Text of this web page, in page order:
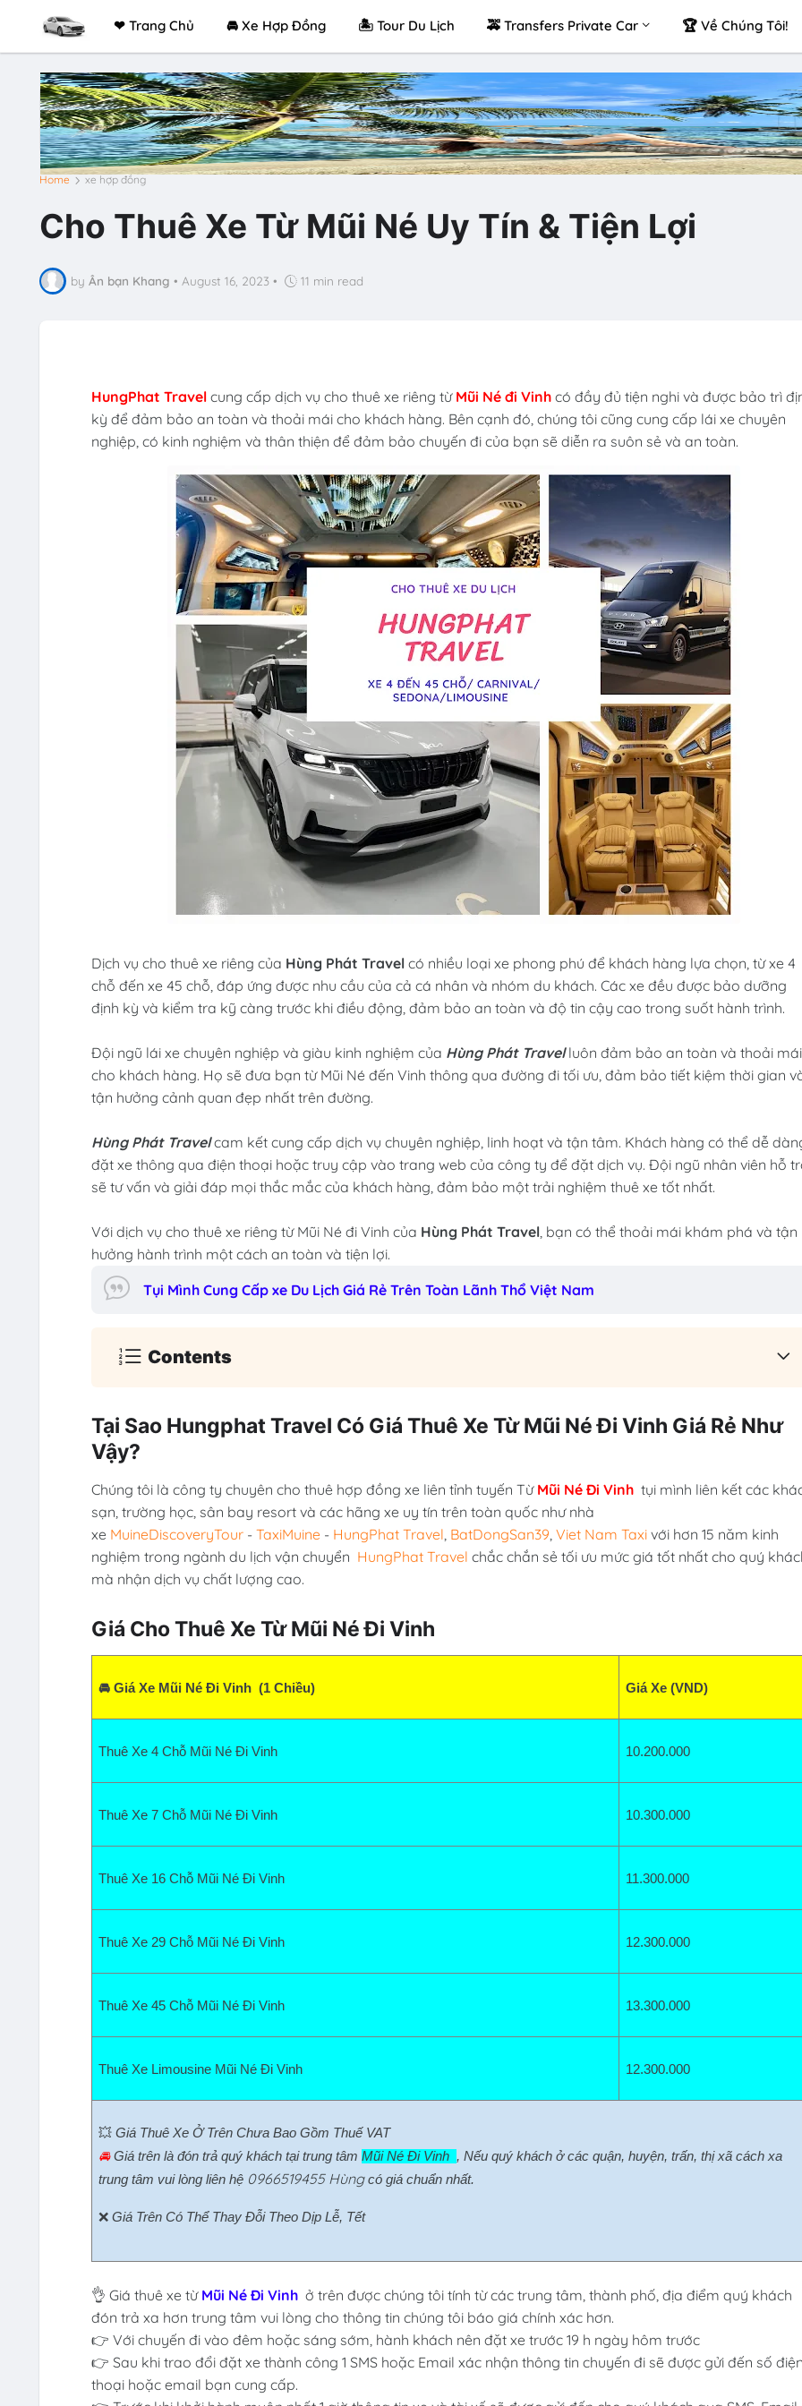
❤ Trang Chủ 🚘 Xe Hợp Đồng 🏝 Tour Du Lịch 🚕 Transfers Private Car 🏆 Về Chúng Tôi!
Home xe hợp đồng
Cho Thuê Xe Từ Mũi Né Uy Tín & Tiện Lợi
by Ân bạn Khang • August 16, 2023 • 11 min read
HungPhat Travelcung cấp dịch vụ cho thuê xe riêng từ Mũi Né đi Vinh có đầy đủ tiện nghi và được bảo trì
kỳ để đảm bảo an toàn và thoải mái cho khách hàng. Bên cạnh đó, chúng tôi cũng cung cấp lái xe chuyên
nghiệp, có kinh nghiệm và thân thiện để đảm bảo chuyến đi của bạn sẽ diễn ra suôn sẻ và an toàn.
Dịch vụ cho thuê xe riêng của Hùng Phát Travelcó nhiều loại xe phong phú để khách hàng lựa chọn, từ xe 4
chỗ đến xe 45 chỗ, đáp ứng được nhu cầu của cả cá nhân và nhóm du khách. Các xe đều được bảo dưỡng
định kỳ và kiểm tra kỹ càng trước khi điều động, đảm bảo an toàn và độ tin cậy cao trong suốt hành trình.
Đội ngũ lái xe chuyên nghiệp và giàu kinh nghiệm của Hùng Phát Travelluôn đảm bảo an toàn và thoải mái
cho khách hàng. Họ sẽ đưa bạn từ Mũi Né đến Vinh thông qua đường đi tối ưu, đảm bảo tiết kiệm thời gian
tận hưởng cảnh quan đẹp nhất trên đường.
Hùng Phát Travelcam kết cung cấp dịch vụ chuyên nghiệp, linh hoạt và tận tâm. Khách hàng có thể dễ
đặt xe thông qua điện thoại hoặc truy cập vào trang web của công ty để đặt dịch vụ. Đội ngũ nhân viên hỗ
sẽ tư vấn và giải đáp mọi thắc mắc của khách hàng, đảm bảo một trải nghiệm thuê xe tốt nhất.
Với dịch vụ cho thuê xe riêng từ Mũi Né đi Vinh của Hùng Phát Travel, bạn có thể thoải mái khám phá và tận
hưởng hành trình một cách an toàn và tiện lợi.
Tụi Mình Cung Cấp xe Du Lịch Giá Rẻ Trên Toàn Lãnh Thổ Việt Nam
Contents
Tại Sao Hungphat Travel Có Giá Thuê Xe Từ Mũi Né Đi Vinh Giá Rẻ Như
Vậy?
Chúng tôi là công ty chuyên cho thuê hợp đồng xe liên tỉnh tuyến Từ Mũi Né Đi Vinh tụi mình liên kết các
sạn, trường học, sân bay resort và các hãng xe uy tín trên toàn quốc như nhà
xe MuineDiscoveryTour- TaxiMuine - HungPhat Travel BatDongSan39 Viet Nam Taxivới hơn 15 năm kinh
nghiệm trong ngành du lịch vận chuyển HungPhat Travel chắc chắn sẻ tối ưu mức giá tốt nhất cho quý
mà nhận dịch vụ chất lượng cao.
Giá Cho Thuê Xe Từ Mũi Né Đi Vinh
🚘 Giá Xe Mũi Né Đi Vinh  (1 Chiều) Giá Xe (VND)
Thuê Xe 4 Chỗ Mũi Né Đi Vinh 10.200.000
Thuê Xe 7 Chỗ Mũi Né Đi Vinh 10.300.000
Thuê Xe 16 Chỗ Mũi Né Đi Vinh 11.300.000
Thuê Xe 29 Chỗ Mũi Né Đi Vinh 12.300.000
Thuê Xe 45 Chỗ Mũi Né Đi Vinh 13.300.000
Thuê Xe Limousine Mũi Né Đi Vinh 12.300.000
💥 Giá Thuê Xe Ở Trên Chưa Bao Gồm Thuế VAT
🚘 Giá trên là đón trả quý khách tại trung tâm Mũi Né Đi Vinh , Nếu quý khách ở các quận, huyện, trấn, thị xã cách xa
trung tâm vui lòng liên hệ 0966519455 Hùngcó giá chuẩn nhất.
❌ Giá Trên Có Thể Thay Đỗi Theo Dịp Lễ, Tết
👌 Giá thuê xe từ Mũi Né Đi Vinh ở trên được chúng tôi tính từ các trung tâm, thành phố, địa điểm quý khách
đón trả xa hơn trung tâm vui lòng cho thông tin chúng tôi báo giá chính xác hơn.
👉 Với chuyến đi vào đêm hoặc sáng sớm, hành khách nên đặt xe trước 19 h ngày hôm trước
👉 Sau khi trao đổi đặt xe thành công 1 SMS hoặc Email xác nhận thông tin chuyến đi sẽ được gửi đến số
thoại hoặc email bạn cung cấp.